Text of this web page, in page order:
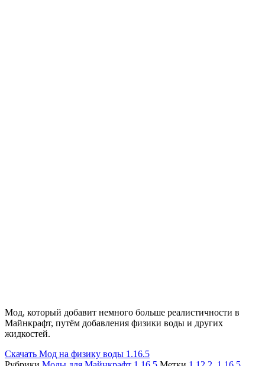
Мод, который добавит немного больше реалистичности в
Майнкрафт, путём добавления физики воды и других
жидкостей.
Скачать Мод на физику воды 1.16.5